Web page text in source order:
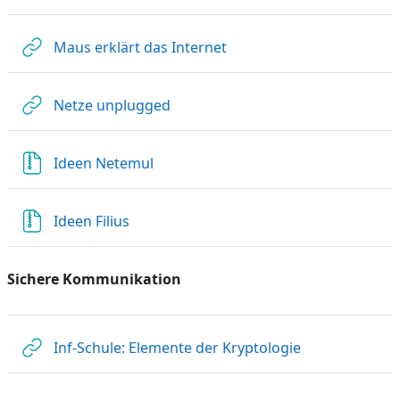
Maus erklärt das InternetLink/URL
Netze unplugged
Ideen Netemul
Ideen Filius
Sichere Kommunikation
Inf-Schule: Elemente der KryptologieLink/URL